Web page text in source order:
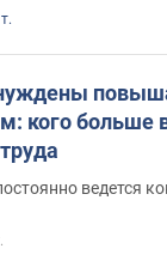
кого больше
ведется